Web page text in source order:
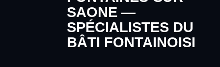
SAONE —
SPÉCIALISTES DU
BÂTI FONTAINOISI